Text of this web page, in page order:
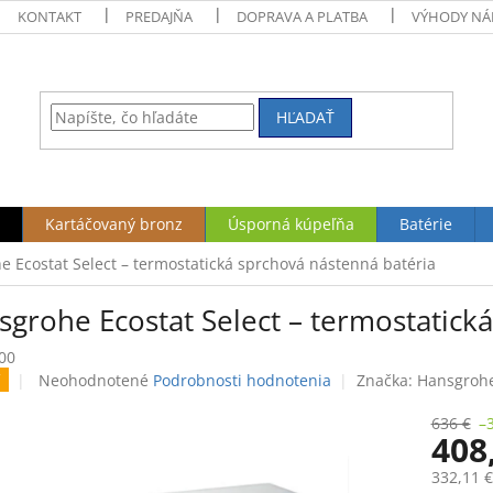
KONTAKT PREDAJŇA DOPRAVA A PLATBA VÝHODY
HĽADAŤ
Kartáčovaný bronz Úsporná kúpeľňa Batérie
Ecostat Select – termostatická sprchová nástenná batéria
Ecostat Select –
Priemerné
Neohodnotené Podrobnosti hodnotenia Značka:
636 €
332,11